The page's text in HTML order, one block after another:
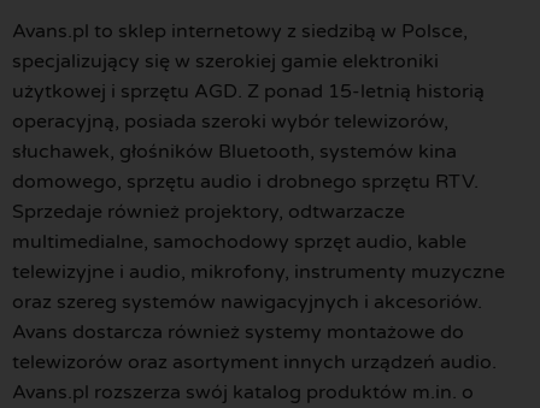
Avans.pl to sklep internetowy z siedzibą w Polsce,
specjalizujący się w szerokiej gamie elektroniki
użytkowej i sprzętu AGD. Z ponad 15-letnią historią
operacyjną, posiada szeroki wybór telewizorów,
słuchawek, głośników Bluetooth, systemów kina
domowego, sprzętu audio i drobnego sprzętu RTV.
Sprzedaje również projektory, odtwarzacze
multimedialne, samochodowy sprzęt audio, kable
telewizyjne i audio, mikrofony, instrumenty muzyczne
oraz szereg systemów nawigacyjnych i akcesoriów.
Avans dostarcza również systemy montażowe do
telewizorów oraz asortyment innych urządzeń audio.
Avans.pl rozszerza swój katalog produktów m.in. o